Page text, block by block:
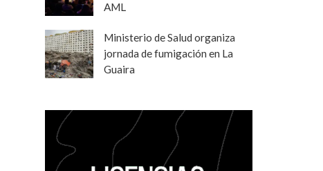
AML
Ministerio de Salud organiza
jornada de fumigación en La
Guaira